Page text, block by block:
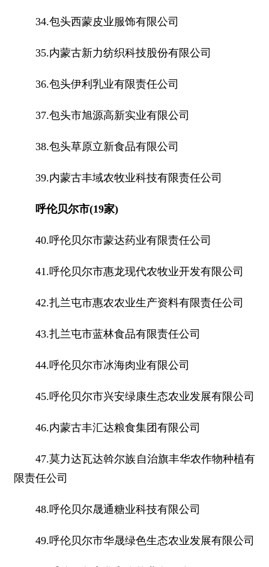
34.包头西蒙皮业服饰有限公司
35.内蒙古新力纺织科技股份有限公司
36.包头伊利乳业有限责任公司
37.包头市旭源高新实业有限公司
38.包头草原立新食品有限公司
39.内蒙古丰域农牧业科技有限责任公司
呼伦贝尔市(19家)
40.呼伦贝尔市蒙达药业有限责任公司
41.呼伦贝尔市惠龙现代农牧业开发有限公司
42.扎兰屯市惠农农业生产资料有限责任公司
43.扎兰屯市蓝林食品有限责任公司
44.呼伦贝尔市冰海肉业有限公司
45.呼伦贝尔市兴安绿康生态农业发展有限公司
46.内蒙古丰汇达粮食集团有限公司
47.莫力达瓦达斡尔族自治旗丰华农作物种植有
限责任公司
48.呼伦贝尔晟通糖业科技有限公司
49.呼伦贝尔市华晟绿色生态农业发展有限公司